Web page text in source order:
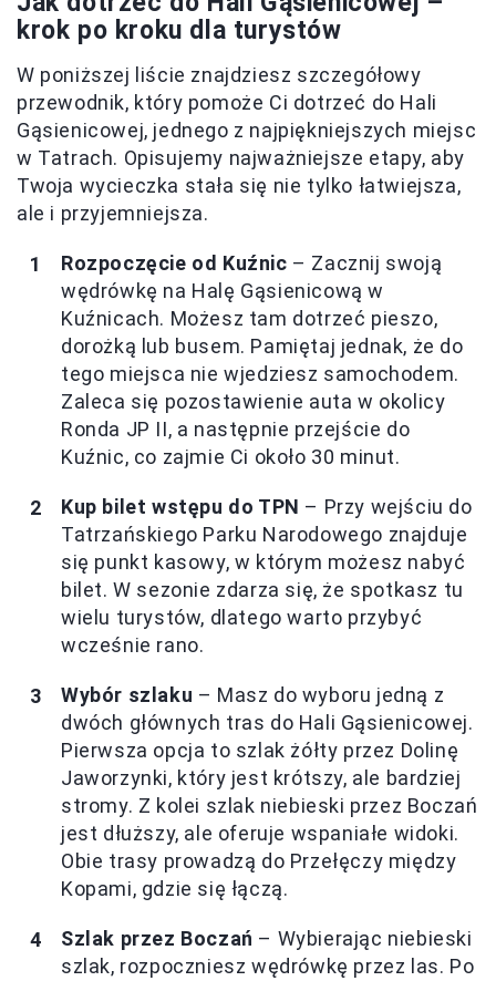
krok po kroku dla turystów
W poniższej liście znajdziesz szczegółowy
przewodnik, który pomoże Ci dotrzeć do Hali
Gąsienicowej, jednego z najpiękniejszych miejsc
w Tatrach. Opisujemy najważniejsze etapy, aby
Twoja wycieczka stała się nie tylko łatwiejsza,
ale i przyjemniejsza.
Rozpoczęcie od Kuźnic – Zacznij swoją
wędrówkę na Halę Gąsienicową w
Kuźnicach. Możesz tam dotrzeć pieszo,
dorożką lub busem. Pamiętaj jednak, że do
tego miejsca nie wjedziesz samochodem.
Zaleca się pozostawienie auta w okolicy
Ronda JP II, a następnie przejście do
Kuźnic, co zajmie Ci około 30 minut.
Kup bilet wstępu do TPN – Przy wejściu do
Tatrzańskiego Parku Narodowego znajduje
się punkt kasowy, w którym możesz nabyć
bilet. W sezonie zdarza się, że spotkasz tu
wielu turystów, dlatego warto przybyć
wcześnie rano.
Wybór szlaku – Masz do wyboru jedną z
dwóch głównych tras do Hali Gąsienicowej.
Pierwsza opcja to szlak żółty przez Dolinę
Jaworzynki, który jest krótszy, ale bardziej
stromy. Z kolei szlak niebieski przez Boczań
jest dłuższy, ale oferuje wspaniałe widoki.
Obie trasy prowadzą do Przełęczy między
Kopami, gdzie się łączą.
Szlak przez Boczań – Wybierając niebieski
szlak, rozpoczniesz wędrówkę przez las. Po